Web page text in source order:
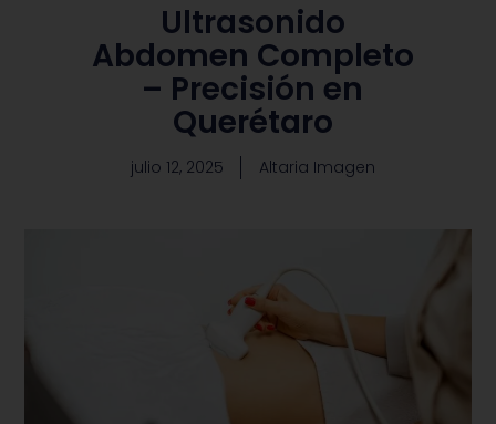
Ultrasonido
Abdomen Completo
– Precisión en
Querétaro
julio 12, 2025 Altaria Imagen